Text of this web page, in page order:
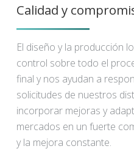
Calidad y
El diseño y la producción
control sobre todo el
final y nos ayudan a
solicitudes de nuestros
incorporar mejoras y
mercados en un fuerte
y la mejora constante.